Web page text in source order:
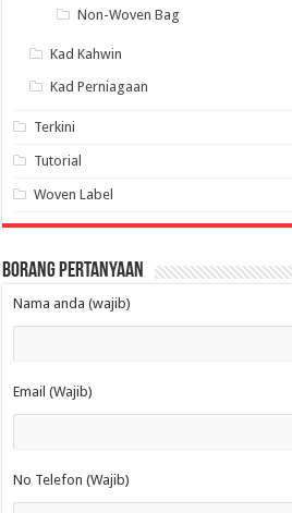
Non-Woven Bag
Kad Kahwin
Kad Perniagaan
Terkini
Tutorial
Woven Label
Borang Pertanyaan
Nama anda (wajib)
Email (Wajib)
No Telefon (Wajib)